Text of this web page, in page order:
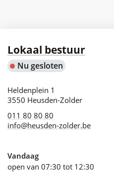
Contact
Lokaal bestuur
Nu gesloten
Adres
Heldenplein 1
,3550 Heusden-Zolder
011 80 80 80
info@heusden-zolder.be
Vandaag
open van 07:30 tot 12:30